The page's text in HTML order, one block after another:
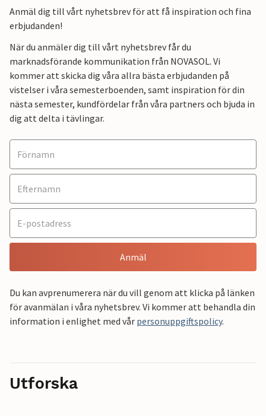
Anmäl dig till vårt nyhetsbrev för att få inspiration och fina
erbjudanden!
När du anmäler dig till vårt nyhetsbrev får du
marknadsförande kommunikation från NOVASOL. Vi
kommer att skicka dig våra allra bästa erbjudanden på
vistelser i våra semesterboenden, samt inspiration för din
nästa semester, kundfördelar från våra partners och bjuda in
dig att delta i tävlingar.
Anmäl
Du kan avprenumerera när du vill genom att klicka på länken
för avanmälan i våra nyhetsbrev. Vi kommer att behandla din
information i enlighet med vår personuppgiftspolicy.
Utforska